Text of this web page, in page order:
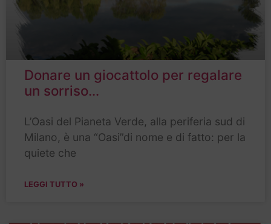
Donare un giocattolo per regalare
un sorriso…
L’Oasi del Pianeta Verde, alla periferia sud di
Milano, è una “Oasi”di nome e di fatto: per la
quiete che
LEGGI TUTTO »